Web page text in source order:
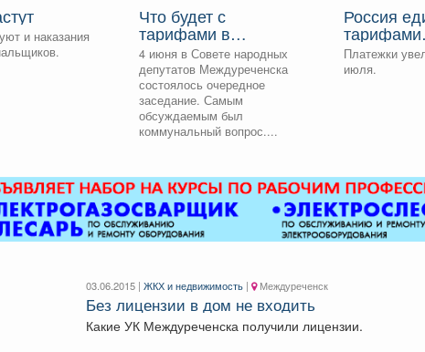
и наказания
Что будет с
тарифами в
Междуреченске?
4 июня в Совете народных
депутатов Междуреченска
состоялось очередное
заседание. Самым
обсуждаемым был
коммунальный вопрос....
Россия
тарифами
Платежки
июля.
03.06.2015 |ЖКХ и недвижимость | Междуреченск
Без лицензии в дом не входить
Какие УК Междуреченска получили лицензии.